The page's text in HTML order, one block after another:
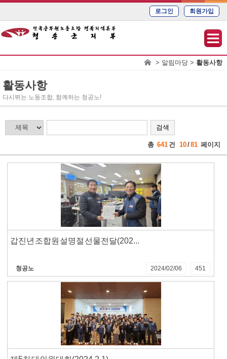
로그인 회원가입
> 알림마당 > 활동사항
활동사항
다시뛰는 노동조합, 함께하는 청공노!
검색
총 641 건 10/81 페이지
갑진년 조합원 설명절 선물 전달(202...
청공노 451
2024/02/06